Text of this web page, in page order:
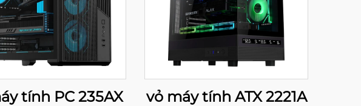
tính PC 235AX
vỏ máy tính ATX 2221A